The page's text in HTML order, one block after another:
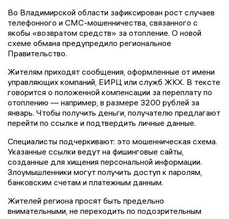
Во Владимирской области зафиксирован рост случаев
телефонного и СМС-мошенничества, связанного с
якобы «возвратом средств» за отопление. О новой
схеме обмана предупредило региональное
Правительство.
Жителям приходят сообщения, оформленные от имени
управляющих компаний, ЕИРЦ или служб ЖКХ. В тексте
говорится о положенной компенсации за переплату по
отоплению — например, в размере 3200 рублей за
январь. Чтобы получить деньги, получателю предлагают
перейти по ссылке и подтвердить личные данные.
Специалисты подчеркивают: это мошенническая схема.
Указанные ссылки ведут на фишинговые сайты,
созданные для хищения персональной информации.
Злоумышленники могут получить доступ к паролям,
банковским счетам и платежным данным.
Жителей региона просят быть предельно
внимательными, не переходить по подозрительным